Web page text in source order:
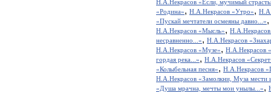
Н.А.Некрасов «Если, мучимый
«Родина», Н.А.Некрасов «Утро»,
«Пускай мечтатели осмеяны давно...»,
Н.А.Некрасов «Мысль», Н.А.Некрасов
несравненно...», Н.А.Некрасов
Н.А.Некрасов «Музе», Н.А.Некрасов
гордая река...», Н.А.Некрасов
«Колыбельная песня», Н.А.Некрасов
Н.А.Некрасов «Замолкни, Муза мести
«Душа мрачна, мечты мои унылы...»,